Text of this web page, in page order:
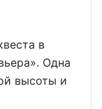
в
Одна
высоты и